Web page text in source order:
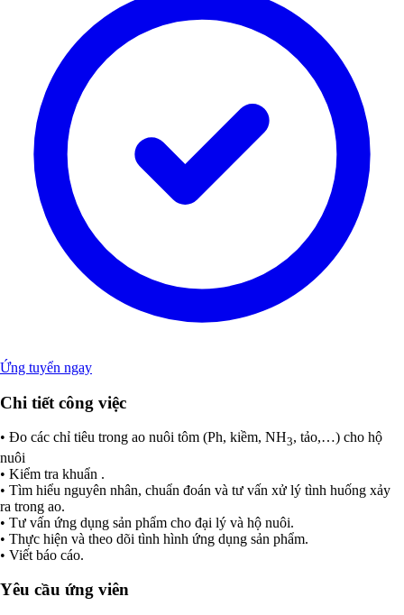
Ứng tuyển ngay
Chi tiết công việc
• Đo các chỉ tiêu trong ao nuôi tôm (Ph, kiềm, NH3, tảo,…) cho hộ
nuôi
• Kiểm tra khuẩn .
• Tìm hiểu nguyên nhân, chuẩn đoán và tư vấn xử lý tình huống xảy
ra trong ao.
• Tư vấn ứng dụng sản phẩm cho đại lý và hộ nuôi.
• Thực hiện và theo dõi tình hình ứng dụng sản phẩm.
• Viết báo cáo.
Yêu cầu ứng viên